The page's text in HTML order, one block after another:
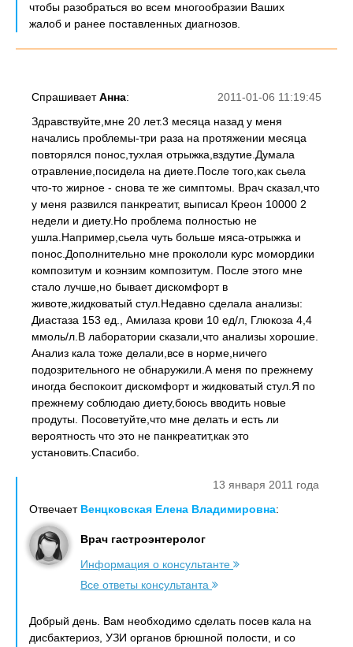
чтобы разобраться во всем многообразии Ваших
жалоб и ранее поставленных диагнозов.
2011-01-06 11:19:45
СпрашиваетАнна:
Здравствуйте,мне 20 лет.3 месяца назад у меня
начались проблемы-три раза на протяжении месяца
повторялся понос,тухлая отрыжка,вздутие.Думала
отравление,посидела на диете.После того,как сьела
что-то жирное - снова те же симптомы. Врач сказал,что
у меня развился панкреатит, выписал Креон 10000 2
недели и диету.Но проблема полностью не
ушла.Например,сьела чуть больше мяса-отрыжка и
понос.Дополнительно мне прокололи курс момордики
композитум и коэнзим композитум. После этого мне
стало лучше,но бывает дискомфорт в
животе,жидковатый стул.Недавно сделала анализы:
Диастаза 153 ед., Амилаза крови 10 ед/л, Глюкоза 4,4
ммоль/л.В лаборатории сказали,что анализы хорошие.
Анализ кала тоже делали,все в норме,ничего
подозрительного не обнаружили.А меня по прежнему
иногда беспокоит дискомфорт и жидковатый стул.Я по
прежнему соблюдаю диету,боюсь вводить новые
продуты. Посоветуйте,что мне делать и есть ли
вероятность что это не панкреатит,как это
установить.Спасибо.
13 января 2011 года
Отвечает Венцковская Елена Владимировна:
Врач гастроэнтеролог
Информация о консультанте
Все ответы консультанта
Добрый день. Вам необходимо сделать посев кала на
дисбактериоз, УЗИ органов брюшной полости, и со